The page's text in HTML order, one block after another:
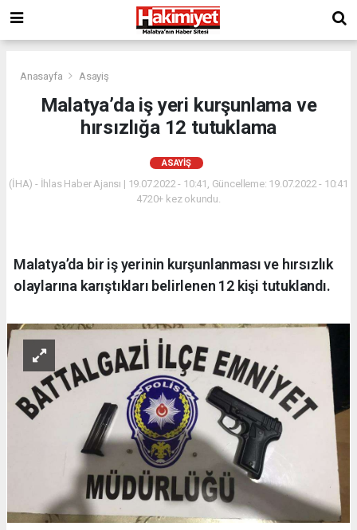
Anasayfa Asayiş
Malatya’da iş yeri kurşunlama ve
hırsızlığa 12 tutuklama
ASAYIŞ
(İHA) - İhlas Haber Ajansı | 19.07.2022 - 10:41, Güncelleme: 19.07.2022 - 10:41
4720+ kez okundu.
Malatya’da bir iş yerinin kurşunlanması ve hırsızlık
olaylarına karıştıkları belirlenen 12 kişi tutuklandı.